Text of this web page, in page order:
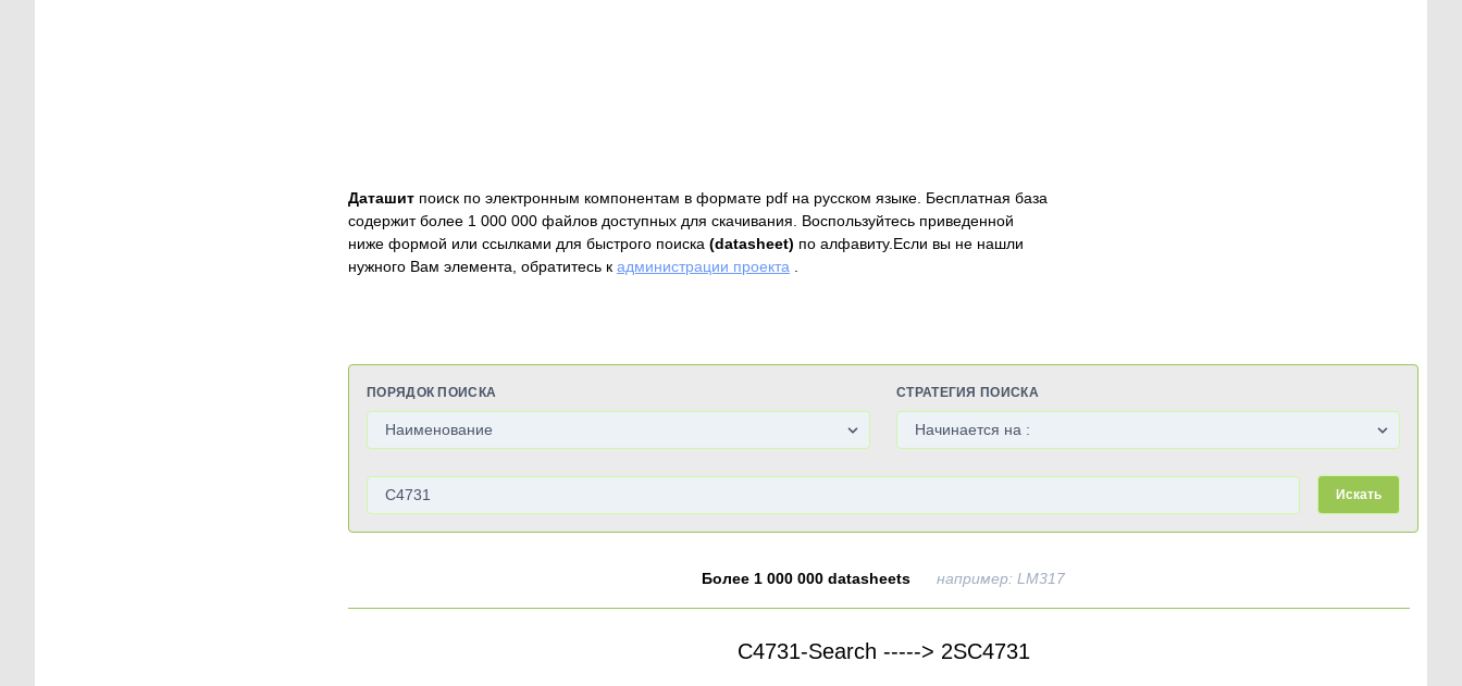
Даташит поиск по электронным компонентам в формате pdf на русском языке. Бесплатная база
содержит более 1 000 000 файлов доступных для скачивания. Воспользуйтесь приведенной
ниже формой или ссылками для быстрого поиска (datasheet) по алфавиту.Если вы не нашли
нужного Вам элемента, обратитесь к администрации проекта .
ПОРЯДОК ПОИСКА СТРАТЕГИЯ ПОИСКА
Искать
Более 1 000 000 datasheets например: LM317
C4731-Search -----> 2SC4731